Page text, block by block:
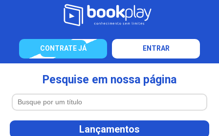
CONTRATE JÁ ENTRAR
Pesquise em nossa página
Lançamentos